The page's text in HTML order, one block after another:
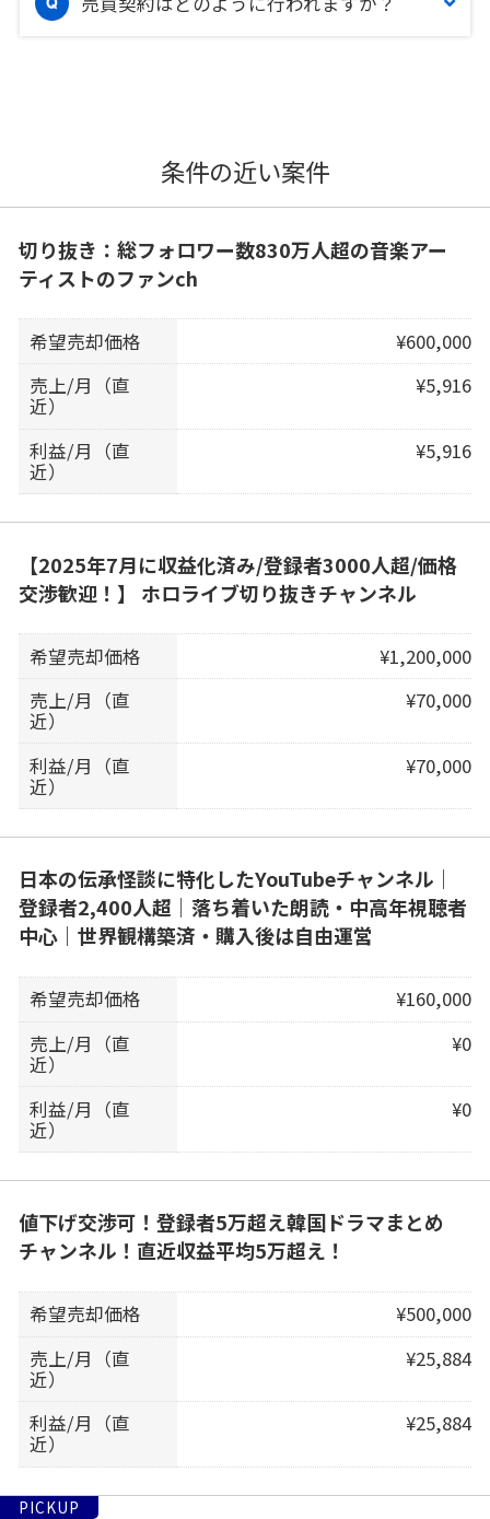
条件の近い案件
切り抜き：総フォロワー数830万人超の音楽アー
ティストのファンch
希望売却価格
¥600,000
売上/月（直
近）
¥5,916
利益/月（直
近）
¥5,916
【2025年7月に収益化済み/登録者3000人超/価格
交渉歓迎！】 ホロライブ切り抜きチャンネル
希望売却価格
¥1,200,000
売上/月（直
近）
¥70,000
利益/月（直
近）
¥70,000
日本の伝承怪談に特化したYouTubeチャンネル｜
登録者2,400人超｜落ち着いた朗読・中高年視聴者
中心｜世界観構築済・購入後は自由運営
希望売却価格
¥160,000
売上/月（直
近）
¥0
利益/月（直
近）
¥0
値下げ交渉可！登録者5万超え韓国ドラマまとめ
チャンネル！直近収益平均5万超え！
希望売却価格
¥500,000
売上/月（直
近）
¥25,884
利益/月（直
近）
¥25,884
PICKUP